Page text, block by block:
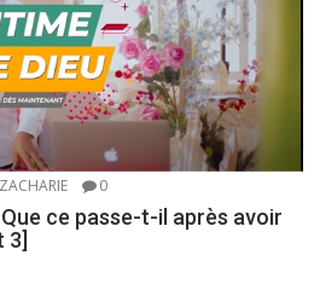
0
Que ce passe-t-il après avoir
3]